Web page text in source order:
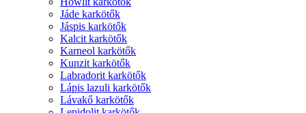
Jáde karkötők
Jáspis karkötők
Kalcit karkötők
Karneol karkötők
Kunzit karkötők
Labradorit karkötők
Lápis lazuli karkötők
Lávakő karkötők